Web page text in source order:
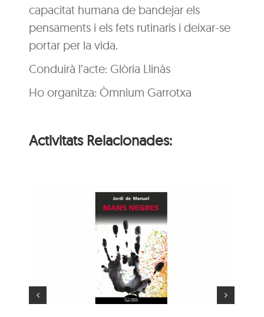
capacitat humana de bandejar els
pensaments i els fets rutinaris i deixar-se
portar per la vida.
Conduirà l’acte: Glòria Llinàs
Ho organitza: Òmnium Garrotxa
Activitats Relacionades:
Animaler